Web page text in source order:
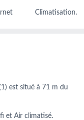
Climatisation.
est situé à 71 m du
et Air climatisé.